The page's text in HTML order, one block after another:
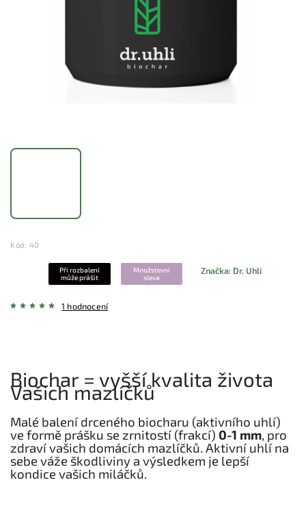
Kód: 40
Při rozbalení
může prášit
Množstevní
sleva
1 hodnocení
Značka: Dr. Uhli
Biochar = vyšší kvalita života
Vašich mazlíčků
Malé balení drceného biocharu (aktivního uhlí)
ve formě prášku se zrnitostí (frakcí) 0-1 mm, pro
zdraví vašich domácích mazlíčků. Aktivní uhlí na
sebe váže škodliviny a výsledkem je lepší
kondice vašich miláčků.